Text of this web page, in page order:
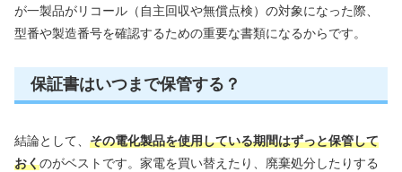
が一製品がリコール（自主回収や無償点検）の対象になった際、
型番や製造番号を確認するための重要な書類になるからです。
保証書はいつまで保管する？
結論として、 その電化製品を使用している期間はずっと保管して
おくのがベストです。家電を買い替えたり、廃棄処分したりする